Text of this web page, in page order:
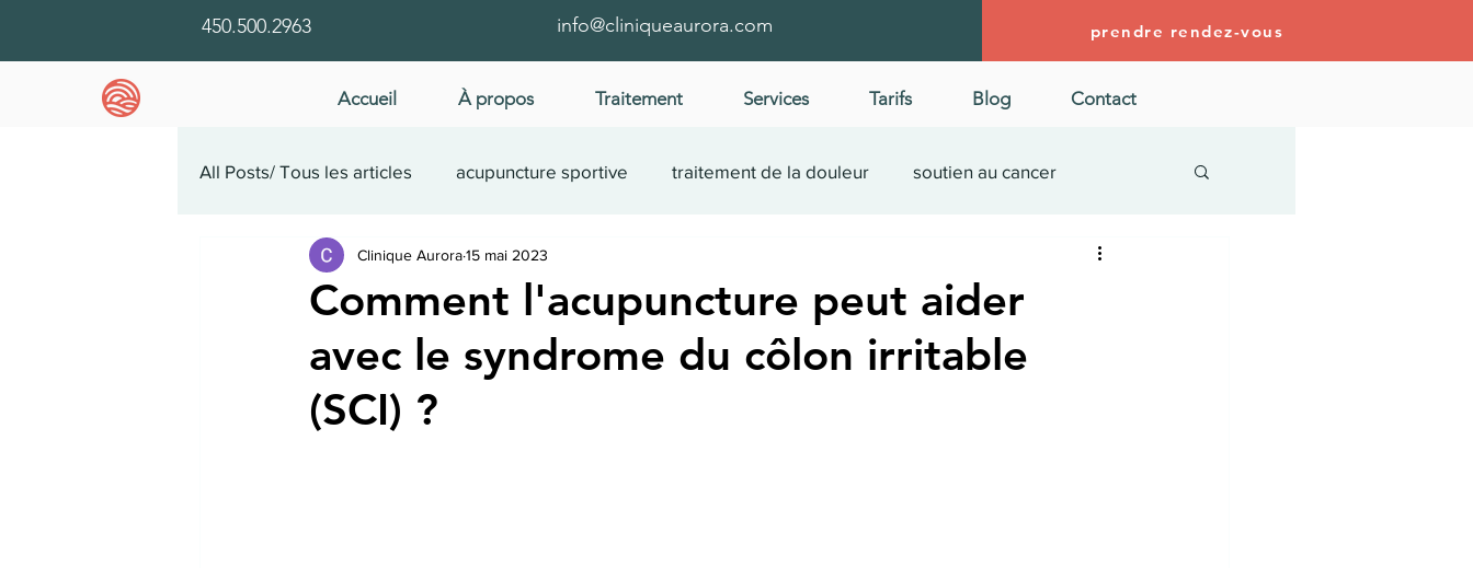
450.500.2963 info@cliniqueaurora.com prendre rendez-vous
Accueil À propos Traitement Services Tarifs Blog Contact
All Posts/ Tous les articles acupuncture sportive traitement de la douleur soutien au cancer
santé mentale étude de cas
Comment l'acupuncture peut aider
avec le syndrome du côlon irritable
(SCI) ?
Clinique Aurora15 mai 2023